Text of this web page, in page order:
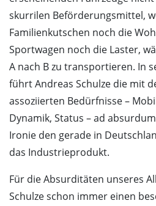
skurrilen Beförderungsmittel,
Familienkutschen noch die
Sportwagen noch die Laster,
A nach B zu transportieren. In
führt Andreas Schulze die mit
assoziierten Bedürfnisse –
Dynamik, Status – ad
Ironie den gerade in
das Industrieprodukt.
Für die Absurditäten unseres
Schulze schon immer einen